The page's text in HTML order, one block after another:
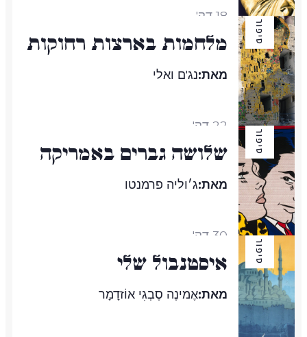
18 דק'
סיפור מלחמות בארצות רחוקות
מאת:נג'ם ואלי
22 דק'
סיפור שלושה גברים באמריקה
מאת:ג׳וליה פרמנטו
30 דק'
סיפור איסטנבול שלי
מאת:אֶמינֶה סֶבְגִי אוֹזדָמָר